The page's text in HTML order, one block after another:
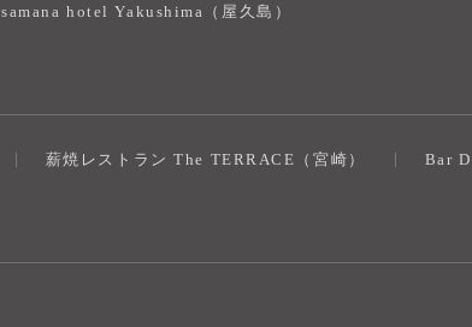
samana hotel Yakushima（屋久島）
薪焼レストラン The TERRACE（宮崎） Bar